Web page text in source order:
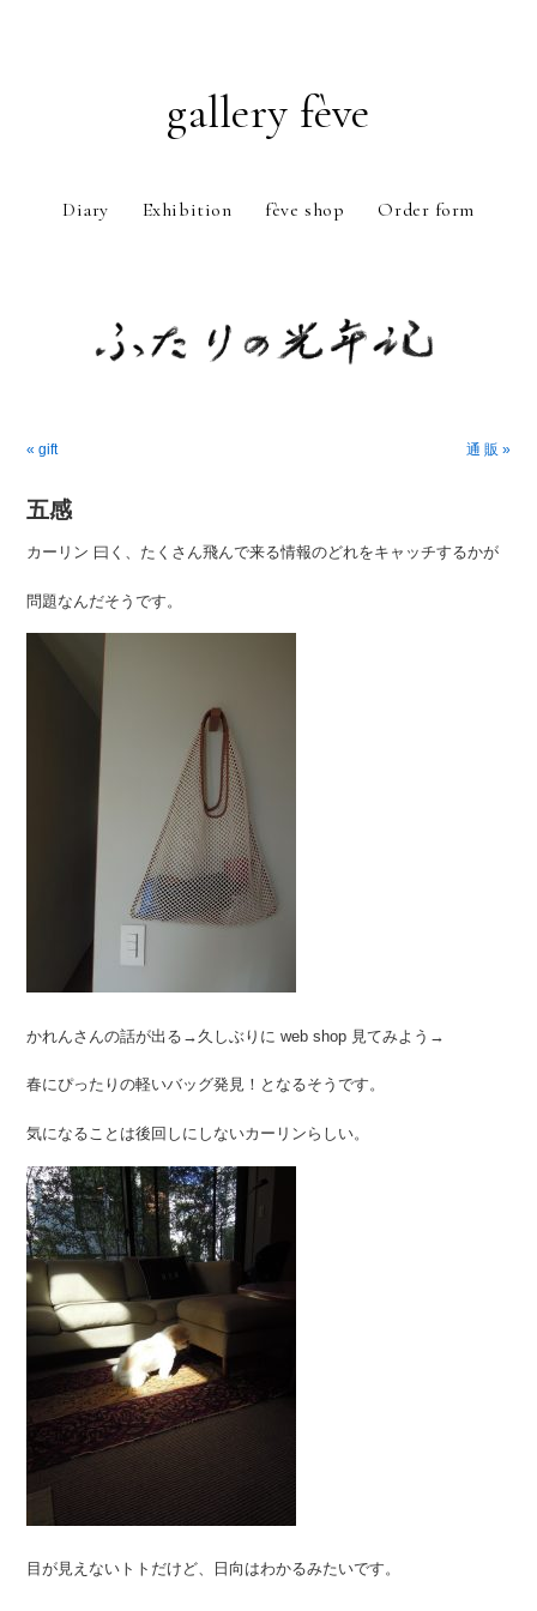
gallery fève
Diary Exhibition fève shop Order form
« gift
通 販 »
五感
カーリン 曰く、たくさん飛んで来る情報のどれをキャッチするかが
問題なんだそうです。
かれんさんの話が出る→久しぶりに web shop 見てみよう→
春にぴったりの軽いバッグ発見！となるそうです。
気になることは後回しにしないカーリンらしい。
目が見えないトトだけど、日向はわかるみたいです。